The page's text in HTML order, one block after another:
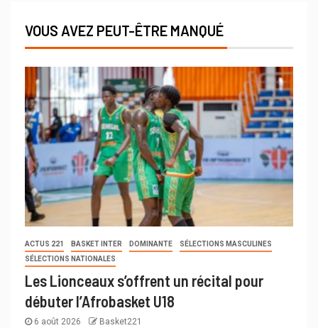
VOUS AVEZ PEUT-ÊTRE MANQUÉ
ACTUS 221 BASKET INTER DOMINANTE
SÉLECTIONS MASCULINES
SÉLECTIONS NATIONALES
Les Lionceaux s’offrent un récital pour
débuter l’Afrobasket U18
6 août 2026 Basket221